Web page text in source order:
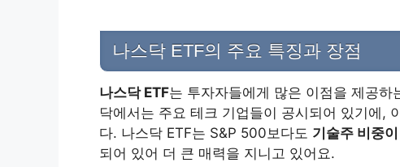
나스닥 ETF의 주요 특징과 장점
나스닥 ETF는 투자자들에게 많은 이점을 제공하
닥에서는 주요 테크 기업들이 공시되어 있기에,
다. 나스닥 ETF는 S&P 500보다도 기술주 비중
되어 있어 더 큰 매력을 지니고 있어요.